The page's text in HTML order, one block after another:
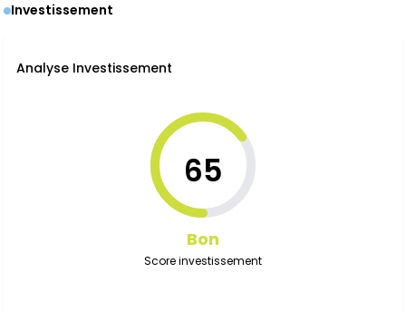
Investissement
Analyse Investissement
65
Bon
Score investissement